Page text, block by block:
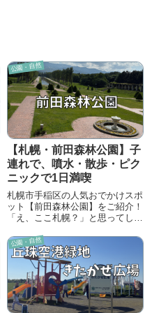
公園・自然
【札幌・前田森林公園】子
連れで、噴水・散歩・ピク
ニックで1日満喫
札幌市手稲区の人気おでかけスポ
ット【前田森林公園】をご紹介！
「え、ここ札幌？」と思ってしま
す！
公園・自然